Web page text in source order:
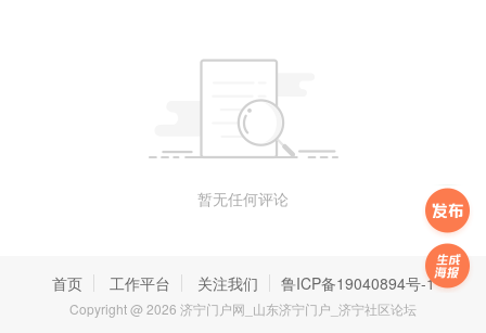
暂无任何评论
首页 工作平台 关注我们 鲁ICP备19040894号-1
Copyright @ 2026 济宁门户网_山东济宁门户_济宁社区论坛